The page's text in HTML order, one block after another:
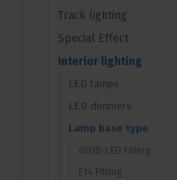
Track lighting
Special Effect
Interior lighting
LED lamps
LED dimmers
Lamp base type
GU10-LED Fitting
E14 Fitting